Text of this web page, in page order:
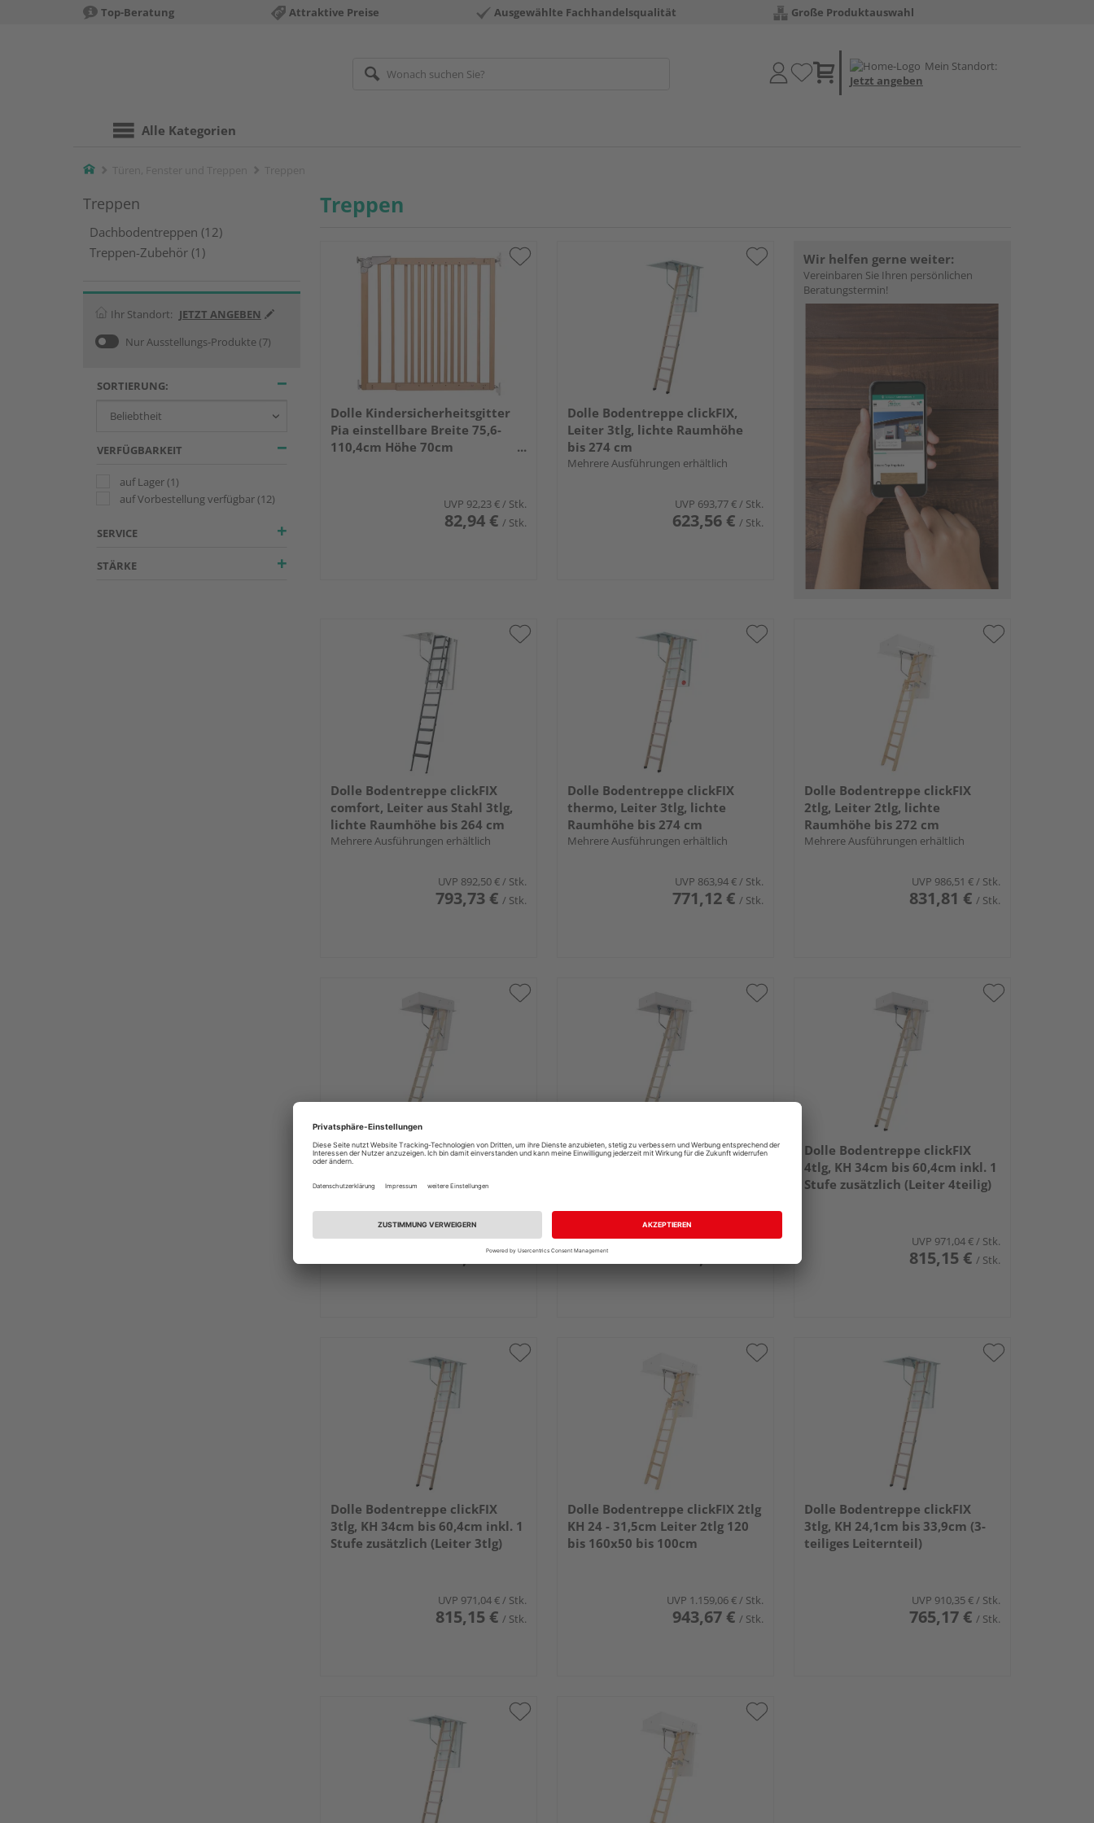
Top-Beratung Attraktive Preise Ausgewählte Fachhandelsqualität Große Produktauswahl
Mein Standort:
Jetzt angeben
Alle Kategorien
Home
Treppen
Dachbodentreppen (12)
Treppen-Zubehör (1)
Ihr Standort: JETZT ANGEBEN
Nur Ausstellungs-Produkte (7)
SORTIERUNG:
VERFÜGBARKEIT
auf Lager(1)
auf Vorbestellung verfügbar(12)
SERVICE
STÄRKE
Treppen
Dolle Kindersicherheitsgitter
Pia einstellbare Breite 75,6-
110,4cm Höhe 70cm
UVP 92,23 €/ Stk.
82,94 € / Stk.
Dolle Bodentreppe clickFIX,
Leiter 3tlg, lichte Raumhöhe
bis 274 cm
Mehrere Ausführungen erhältlich
UVP 693,77 €/ Stk.
623,56 € / Stk.
Wir helfen gerne weiter:
Vereinbaren Sie Ihren persönlichen
Beratungstermin!
Dolle Bodentreppe clickFIX
comfort, Leiter aus Stahl 3tlg,
lichte Raumhöhe bis 264 cm
Mehrere Ausführungen erhältlich
UVP 892,50 €/ Stk.
793,73 € / Stk.
Dolle Bodentreppe clickFIX
thermo, Leiter 3tlg, lichte
Raumhöhe bis 274 cm
Mehrere Ausführungen erhältlich
UVP 863,94 €/ Stk.
771,12 € / Stk.
Dolle Bodentreppe clickFIX
2tlg, Leiter 2tlg, lichte
Raumhöhe bis 272 cm
Mehrere Ausführungen erhältlich
UVP 986,51 €/ Stk.
831,81 € / Stk.
Dolle Bodentreppe clickFIX,
Leiter 4tlg, lichte Raumhöhe
bis 274 cm
UVP693,77 €/ Stk.
623,56 €
Dolle Bodentreppe clickFIX
UVP910,35 €/ Stk.
Dolle Bodentreppe clickFIX
4tlg, KH 34cm bis 60,4cm inkl. 1
Stufe zusätzlich (Leiter 4teilig)
UVP 971,04 €/ Stk.
815,15 € / Stk.
Dolle Bodentreppe clickFIX
3tlg, KH 34cm bis 60,4cm inkl. 1
Stufe zusätzlich (Leiter 3tlg)
UVP 971,04 €/ Stk.
815,15 € / Stk.
Dolle Bodentreppe clickFIX 2tlg
KH 24 - 31,5cm Leiter 2tlg 120
bis 160x50 bis 100cm
UVP 1.159,06 €/ Stk.
943,67 € / Stk.
Dolle Bodentreppe clickFIX
3tlg, KH 24,1cm bis 33,9cm (3-
teiliges Leiternteil)
UVP 910,35 €/ Stk.
765,17 € / Stk.